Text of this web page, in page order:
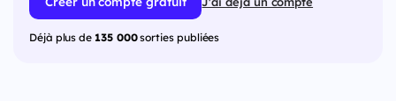
Déjà plus de 135 000sorties publiées